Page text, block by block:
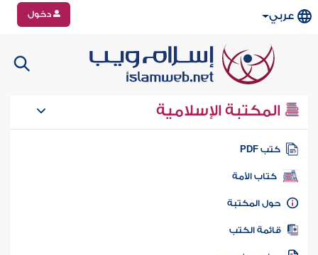
عربي دخول
المكتبة الإسلامية
كتب PDF
كتاب الأمة
المكتبة